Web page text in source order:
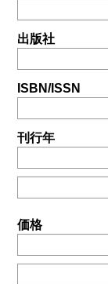
出版社
ISBN/ISSN
刊行年
価格